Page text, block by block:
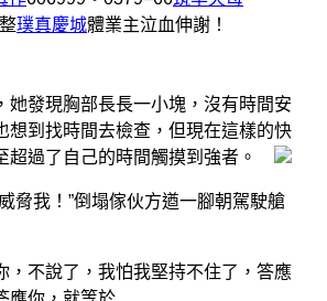
璞真慶城體業主泣血伸謝！
發現胸部長長一小塊，沒有時間安
想到找時間去檢查，但現在這樣的快
超過了自己的時間觸摸到強者。
脅我！”倒塌傢伙方遒一腳朝駕駛艙
，不說了，我怕我堅持不住了，答應